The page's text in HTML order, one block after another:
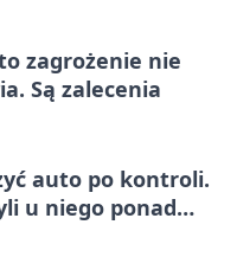
zagrożenie nie
Są zalecenia
auto po kontroli.
u niego ponad